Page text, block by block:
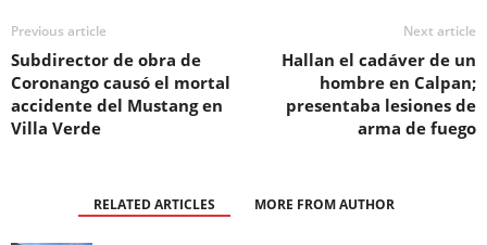
Previous article
Subdirector de obra de
Coronango causó el mortal
accidente del Mustang en
Villa Verde
Next article
Hallan el cadáver de un
hombre en Calpan;
presentaba lesiones de
arma de fuego
RELATED ARTICLES MORE FROM AUTHOR